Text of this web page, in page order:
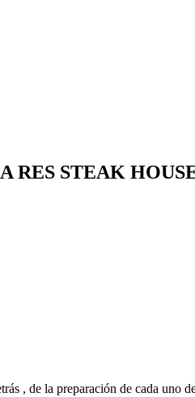
RES STEAK
, de la preparación de cada uno